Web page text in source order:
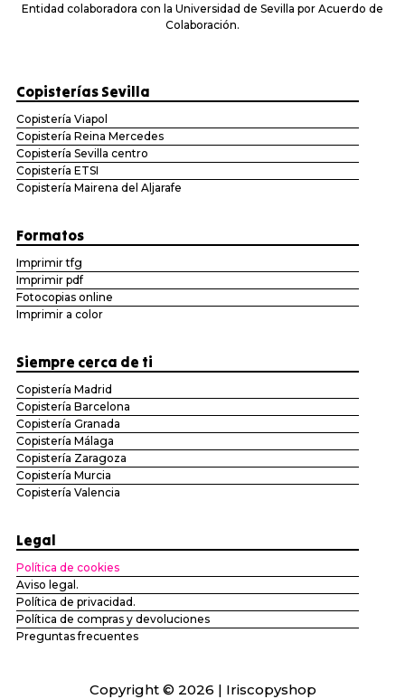
Entidad colaboradora con la Universidad de Sevilla por Acuerdo de
Colaboración.
Copisterías Sevilla
Copistería Viapol
Copistería Reina Mercedes
Copistería Sevilla centro
Copistería ETSI
Copistería Mairena del Aljarafe
Formatos
Imprimir tfg
Imprimir pdf
Fotocopias online
Imprimir a color
Siempre cerca de ti
Copistería Madrid
Copistería Barcelona
Copistería Granada
Copistería Málaga
Copistería Zaragoza
Copistería Murcia
Copistería Valencia
Legal
Política de cookies
Aviso legal.
Política de privacidad.
Política de compras y devoluciones
Preguntas frecuentes
Copyright © 2026 | Iriscopyshop